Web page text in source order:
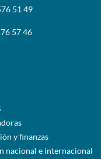
51 49
57 46
y finanzas
nacional e internacional